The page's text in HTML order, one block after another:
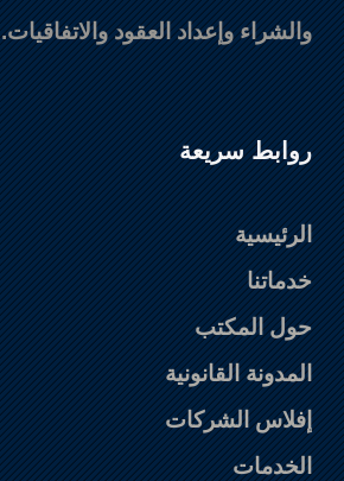
والشراء وإعداد العقود والاتفاقيات.
روابط سريعة
الرئيسية
خدماتنا
حول المكتب
المدونة القانونية
إفلاس الشركات
الخدمات